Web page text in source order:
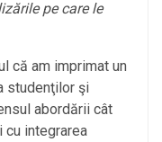
pe care le
că am imprimat un
studenţilor şi
abordării cât
cu integrarea